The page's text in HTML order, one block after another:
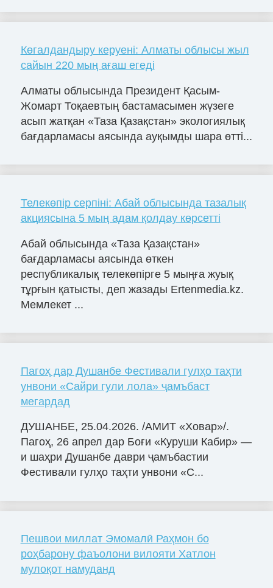
Көгалдандыру керуені: Алматы облысы жыл
сайын 220 мың ағаш егеді
Алматы облысында Президент Қасым-
Жомарт Тоқаевтың бастамасымен жүзеге
асып жатқан «Таза Қазақстан» экологиялық
бағдарламасы аясында ауқымды шара өтті...
Телекөпір серпіні: Абай облысында тазалық
акциясына 5 мың адам қолдау көрсетті
Абай облысында «Таза Қазақстан»
бағдарламасы аясында өткен
республикалық телекөпірге 5 мыңға жуық
тұрғын қатысты, деп жазады Ertenmedia.kz.
Мемлекет ...
Пагоҳ дар Душанбе Фестивали гулҳо таҳти
унвони «Сайри гули лола» ҷамъбаст
мегардад
ДУШАНБЕ, 25.04.2026. /АМИТ «Ховар»/.
Пагоҳ, 26 апрел дар Боғи «Куруши Кабир» —
и шаҳри Душанбе даври ҷамъбастии
Фестивали гулҳо таҳти унвони «С...
Пешвои миллат Эмомалӣ Раҳмон бо
роҳбарону фаъолони вилояти Хатлон
мулоқот намуданд